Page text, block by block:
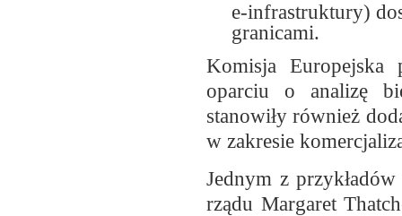
e-infrastruktury)
granicami.
Komisja Europejska
oparciu o analizę
stanowiły również
w zakresie
Jednym z przykładów
rządu Margaret